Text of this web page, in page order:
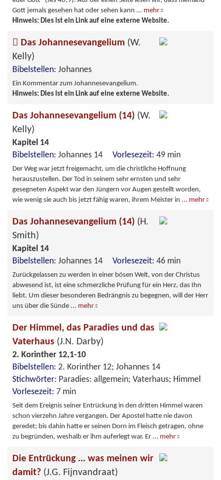
Gott jemals gesehen hat oder sehen kann ... mehr
Hinweis: Dies ist ein Link auf eine externe Website.
Das Johannesevangelium (W.
Kelly)
Bibelstellen: Johannes
Ein Kommentar zum Johannesevangelium.
Hinweis: Dies ist ein Link auf eine externe Website.
Das Johannesevangelium (14) (W.
Kelly)
Kapitel 14
Bibelstellen: Johannes 14 Vorlesezeit: 49 min
Der Weg war jetzt freigemacht, um die christliche Hoffnung
herauszustellen. Der Tod in seinem sehr ernsten und sehr
gesegneten Aspekt war den Jüngern vor Augen gestellt worden,
wie wenig sie auch bis jetzt fähig waren, ihrem Meister in ... mehr
Das Johannesevangelium (14) (H.
Smith)
Kapitel 14
Bibelstellen: Johannes 14 Vorlesezeit: 46 min
Zurückgelassen zu werden in einer bösen Welt, von der Christus
abwesend ist, ist eine schmerzliche Prüfung für ein Herz, das Ihn
liebt. Um dieser besonderen Bedrängnis zu begegnen, will der Herr
uns über die Sünde ... mehr
Der Himmel, das Paradies und das
Vaterhaus (J.N. Darby)
2. Korinther 12,1-10
Bibelstellen: 2. Korinther 12; Johannes 14
Stichwörter: Paradies: allgemein; Vaterhaus; Himmel
Vorlesezeit: 7 min
Seit dem Ereignis seiner Entrückung in den dritten Himmel waren
schon vierzehn Jahre vergangen. Der Apostel hatte nie davon
geredet; bis dahin hatte er seinen Dorn im Fleisch getragen, ohne
zu begründen, weshalb er ihm auferlegt war. Er ... mehr
Die Entrückung ... was meinen wir
damit? (J.G. Fijnvandraat)